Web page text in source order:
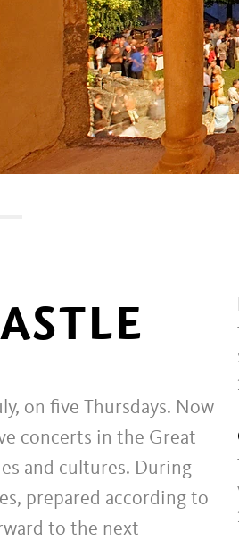
on five Thursdays. Now
concerts in the Great
and cultures. During
prepared according to
to the next